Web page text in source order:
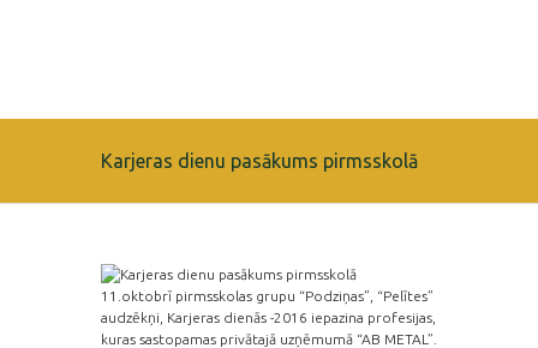
Karjeras dienu pasākums pirmsskolā
11.oktobrī pirmsskolas grupu “Podziņas”, “Pelītes”
audzēkņi, Karjeras dienās -2016 iepazina profesijas,
kuras sastopamas privātajā uzņēmumā “AB METAL”.